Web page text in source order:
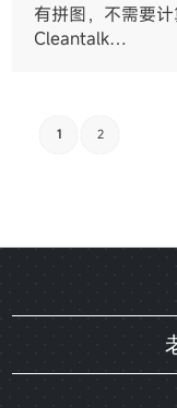
有拼图，不需要
Cleantalk…
1 2